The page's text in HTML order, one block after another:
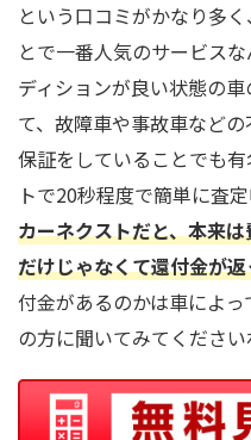
という口コミがかなり多
とで一番人気のサービス
ディションが良い状態の
て、故障車や事故車など
保証をしていることでも
トで20秒程度で簡単に査
カーネクストだと、本来
だけじゃなくて還付金が
付金があるのかは車によ
の方に聞いてみてください